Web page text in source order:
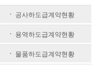
공사하도급계약현황
용역하도급계약현황
물품하도급계약현황